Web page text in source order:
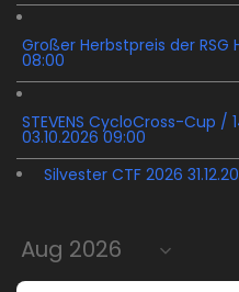
Großer Herbstpreis der RSG
08:00
STEVENS CycloCross-Cup /
03.10.2026 09:00
Silvester CTF 2026